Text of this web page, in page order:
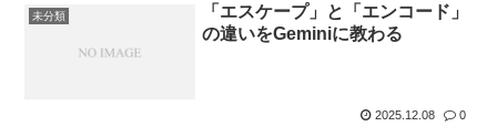
未分類
「エスケープ」と「エンコード」
の違いをGeminiに教わる
2025.12.08 0